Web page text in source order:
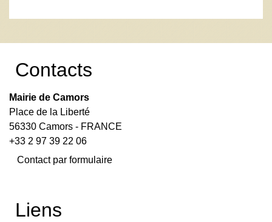
Contacts
Mairie de Camors
Place de la Liberté
56330 Camors - FRANCE
+33 2 97 39 22 06
Contact par formulaire
Liens